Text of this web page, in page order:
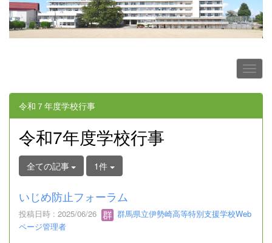
令和７年度学校行事
令和7年度学校行事
全ての記事 1件
いじめ防止フォーラム
投稿日時 : 2025/06/26
群馬県立伊勢崎高等特別支援学校Web
ページ管理者